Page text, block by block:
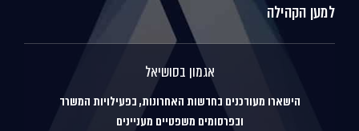
למען הקהילה
אגמון בסושיאל
הישארו מעודכנים בחדשות האחרונות, בפעילויות המשרד
ובפרסומים משפטיים מעניינים